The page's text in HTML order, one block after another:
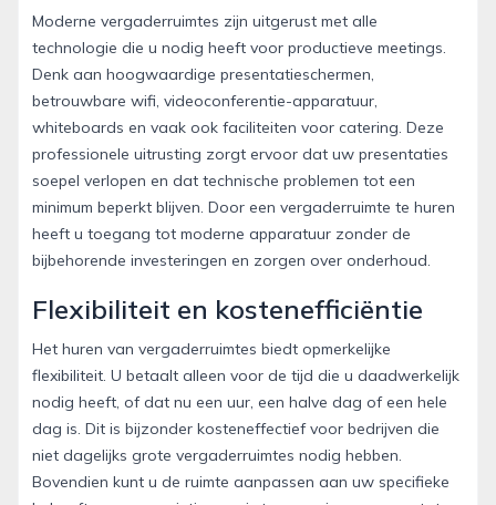
Moderne vergaderruimtes zijn uitgerust met alle
technologie die u nodig heeft voor productieve meetings.
Denk aan hoogwaardige presentatieschermen,
betrouwbare wifi, videoconferentie-apparatuur,
whiteboards en vaak ook faciliteiten voor catering. Deze
professionele uitrusting zorgt ervoor dat uw presentaties
soepel verlopen en dat technische problemen tot een
minimum beperkt blijven. Door een vergaderruimte te huren
heeft u toegang tot moderne apparatuur zonder de
bijbehorende investeringen en zorgen over onderhoud.
Flexibiliteit en kostenefficiëntie
Het huren van vergaderruimtes biedt opmerkelijke
flexibiliteit. U betaalt alleen voor de tijd die u daadwerkelijk
nodig heeft, of dat nu een uur, een halve dag of een hele
dag is. Dit is bijzonder kosteneffectief voor bedrijven die
niet dagelijks grote vergaderruimtes nodig hebben.
Bovendien kunt u de ruimte aanpassen aan uw specifieke